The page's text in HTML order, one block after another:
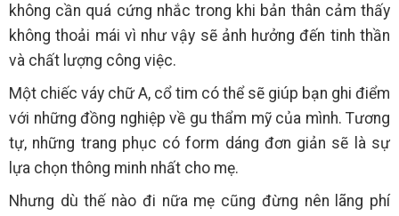
không cần quá cứng nhắc trong khi bản thân cảm thấy
không thoải mái vì như vậy sẽ ảnh hưởng đến tinh thần
và chất lượng công việc.
Một chiếc váy chữ A, cổ tim có thể sẽ giúp bạn ghi điểm
với những đồng nghiệp về gu thẩm mỹ của mình. Tương
tự, những trang phục có form dáng đơn giản sẽ là sự
lựa chọn thông minh nhất cho mẹ.
Nhưng dù thế nào đi nữa mẹ cũng đừng nên lãng phí